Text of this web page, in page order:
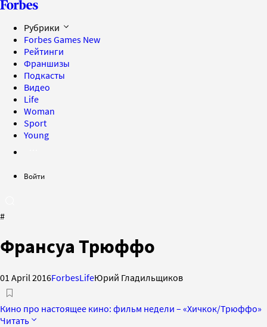
Рубрики
Forbes Games New
Рейтинги
Франшизы
Подкасты
Видео
Life
Woman
Sport
Young
Войти
#
Франсуа Трюффо
01 April 2016ForbesLifeЮрий Гладильщиков
Кино про настоящее кино: фильм недели – «Хичкок/Трюффо»
Читать